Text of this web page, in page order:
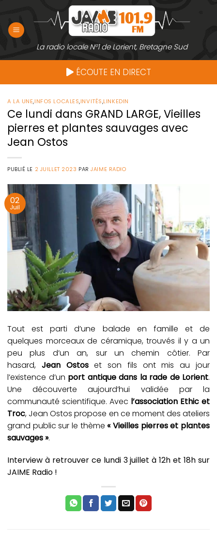
contenu
La radio locale N°1 de Lorient, Bretagne Sud
ÉCOUTE EN DIRECT
A LA UNE,INFOS LOCALES,INVITÉS,LINKEDIN
Ce lundi dans GRAND LARGE, Vieilles
pierres et plantes sauvages avec
Jean Ostos
PUBLIÉ LE 2 JUILLET 2023 PARJAIME RADIO
02
Juil
Tout est parti d’une balade en famille et de
quelques morceaux de céramique, trouvés il y a un
peu plus d’un an, sur un chemin côtier. Par
hasard, Jean Ostoset son fils ont mis au jour
l’existence d’un port antique dans la rade de Lorient.
Une découverte aujourd’hui validée par la
communauté scientifique. Avec l’association Ethic et
Troc, Jean Ostos propose en ce moment des ateliers
grand public sur le thème« Vieilles pierres et plantes
sauvages ».
Interview à retrouver ce lundi 3 juillet à 12h et 18h sur
JAIME Radio !